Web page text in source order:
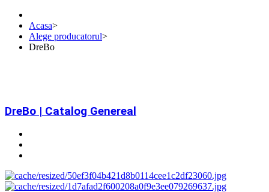
Acasa>
Alege producatorul>
DreBo
DreBo | Catalog Genereal